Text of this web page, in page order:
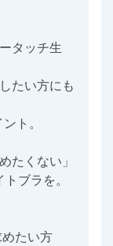
タッチ生
たい方にも
ト。
たくない」
ブラを。
たい方